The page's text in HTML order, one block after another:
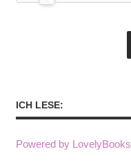
ICH LESE:
Powered by LovelyBooks